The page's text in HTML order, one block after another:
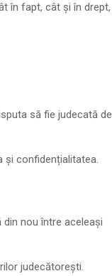
în fapt, cât și în drept,
să fie judecată de
și confidențialitatea.
nou între aceleași
judecătorești.